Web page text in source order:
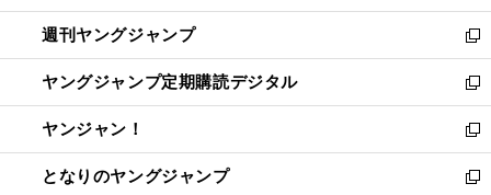
開
く
ウ
で
開
く
ン
ド
ウ
で
開
く
ウ
ィ
ン
ド
ウ
で
開
く
週刊ヤングジャンプ
新
し
い
ウ
ィ
ン
ド
ヤングジャンプ定期購読デジタル
新
し
い
ウ
ィ
ヤンジャン！
新
し
い
となりのヤングジャンプ
新